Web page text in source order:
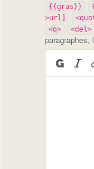
{{gras}}
>url]
<q> <del>
paragraphes,